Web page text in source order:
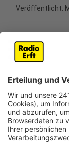
Veröffentlicht:
den
Anzeige